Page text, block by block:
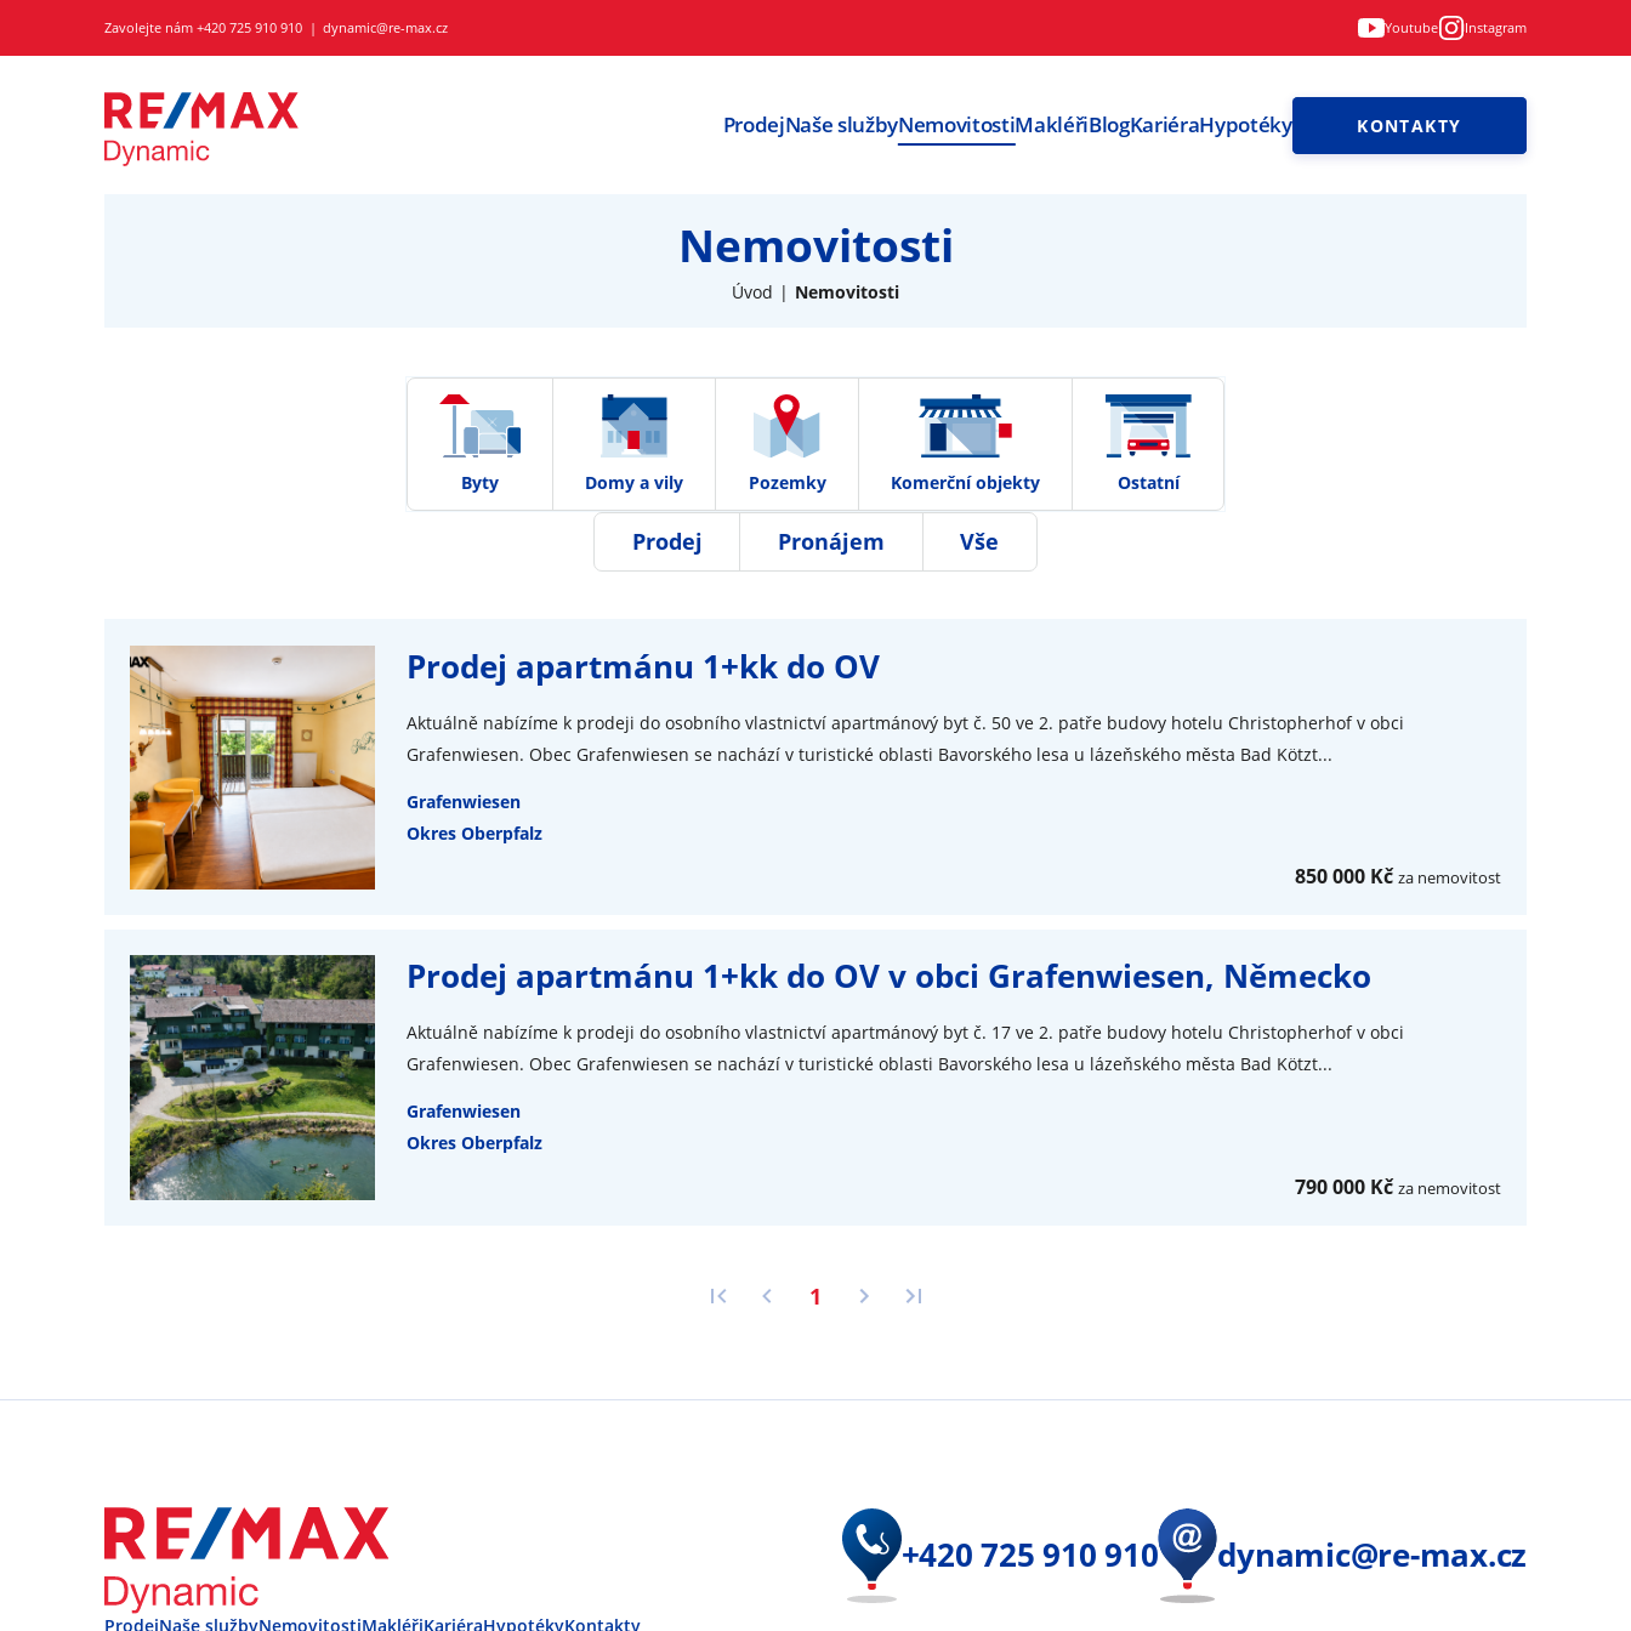
Zavolejte nám +420 725 910 910 dynamic@re-max.cz Youtube Instagram
ProdejNaše službyNemovitostiMakléřiBlogKariéraHypotéky KONTAKTY
Nemovitosti
Úvod Nemovitosti
Byty Domy a vily Pozemky Komerční objekty Ostatní
Prodej Pronájem Vše
Prodej apartmánu 1+kk do OV
Aktuálně nabízíme k prodeji do osobního vlastnictví apartmánový byt č. 50 ve 2. patře budovy hotelu Christopherhof v obci
Grafenwiesen. Obec Grafenwiesen se nachází v turistické oblasti Bavorského lesa u lázeňského města Bad Kötzt...
Grafenwiesen
Okres Oberpfalz
850 000 Kč za nemovitost
Prodej apartmánu 1+kk do OV v obci Grafenwiesen, Německo
Aktuálně nabízíme k prodeji do osobního vlastnictví apartmánový byt č. 17 ve 2. patře budovy hotelu Christopherhof v obci
Grafenwiesen. Obec Grafenwiesen se nachází v turistické oblasti Bavorského lesa u lázeňského města Bad Kötzt...
Grafenwiesen
Okres Oberpfalz
790 000 Kč za nemovitost
1
+420 725 910 910 dynamic@re-max.cz
ProdejNaše službyNemovitostiMakléřiKariéraHypotékyKontakty